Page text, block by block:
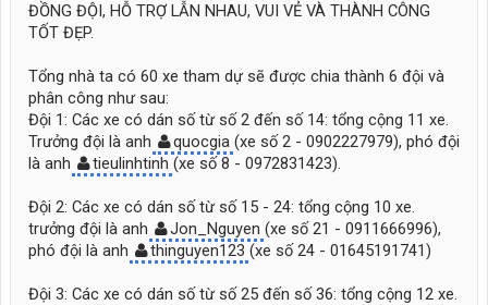
ĐỒNG ĐỘI, HỖ TRỢ LẪN NHAU, VUI VẺ VÀ THÀNH CÔNG
TỐT ĐẸP.
Tổng nhà ta có 60 xe tham dự sẽ được chia thành 6 đội và
phân công như sau:
Đội 1: Các xe có dán số từ số 2 đến số 14: tổng cộng 11 xe.
Trưởng đội là anh
quocgia (xe số 2 - 0902227979), phó đội
là anh
tieulinhtinh (xe số 8 - 0972831423).
Đội 2: Các xe có dán số từ số 15 - 24: tổng cộng 10 xe.
trưởng đội là anh
Jon_Nguyen (xe số 21 - 0911666996),
phó đội là anh
thinguyen123 (xe số 24 - 01645191741)
Đội 3: Các xe có dán số từ số 25 đến số 36: tổng cộng 12 xe.